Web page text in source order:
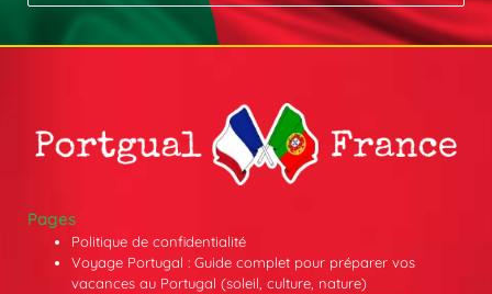
Pages
Politique de confidentialité
Voyage Portugal : Guide complet pour préparer vos
vacances au Portugal (soleil, culture, nature)